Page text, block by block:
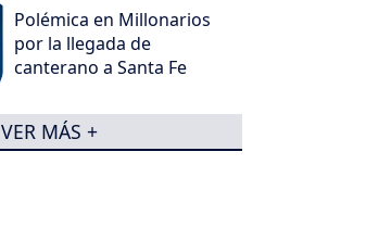
Polémica en Millonarios
por la llegada de
canterano a Santa Fe
VER MÁS +